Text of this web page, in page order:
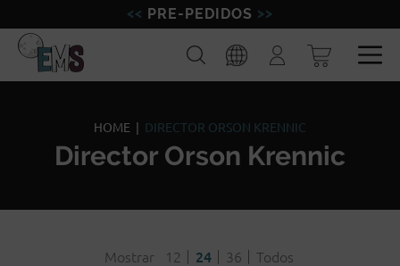
PRE-PEDIDOS
MINIATURAS
MODELISMO
MARCAS
Buscar
Iniciar
sesión
HOME DIRECTOR ORSON KRENNIC
Director Orson Krennic
Mostrar 12 24 36 Todos